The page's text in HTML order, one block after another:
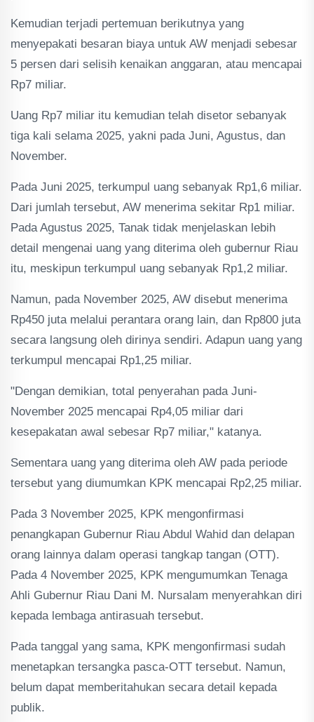
Kemudian terjadi pertemuan berikutnya yang
menyepakati besaran biaya untuk AW menjadi sebesar
5 persen dari selisih kenaikan anggaran, atau mencapai
Rp7 miliar.
Uang Rp7 miliar itu kemudian telah disetor sebanyak
tiga kali selama 2025, yakni pada Juni, Agustus, dan
November.
Pada Juni 2025, terkumpul uang sebanyak Rp1,6 miliar.
Dari jumlah tersebut, AW menerima sekitar Rp1 miliar.
Pada Agustus 2025, Tanak tidak menjelaskan lebih
detail mengenai uang yang diterima oleh gubernur Riau
itu, meskipun terkumpul uang sebanyak Rp1,2 miliar.
Namun, pada November 2025, AW disebut menerima
Rp450 juta melalui perantara orang lain, dan Rp800 juta
secara langsung oleh dirinya sendiri. Adapun uang yang
terkumpul mencapai Rp1,25 miliar.
"Dengan demikian, total penyerahan pada Juni-
November 2025 mencapai Rp4,05 miliar dari
kesepakatan awal sebesar Rp7 miliar," katanya.
Sementara uang yang diterima oleh AW pada periode
tersebut yang diumumkan KPK mencapai Rp2,25 miliar.
Pada 3 November 2025, KPK mengonfirmasi
penangkapan Gubernur Riau Abdul Wahid dan delapan
orang lainnya dalam operasi tangkap tangan (OTT).
Pada 4 November 2025, KPK mengumumkan Tenaga
Ahli Gubernur Riau Dani M. Nursalam menyerahkan diri
kepada lembaga antirasuah tersebut.
Pada tanggal yang sama, KPK mengonfirmasi sudah
menetapkan tersangka pasca-OTT tersebut. Namun,
belum dapat memberitahukan secara detail kepada
publik.